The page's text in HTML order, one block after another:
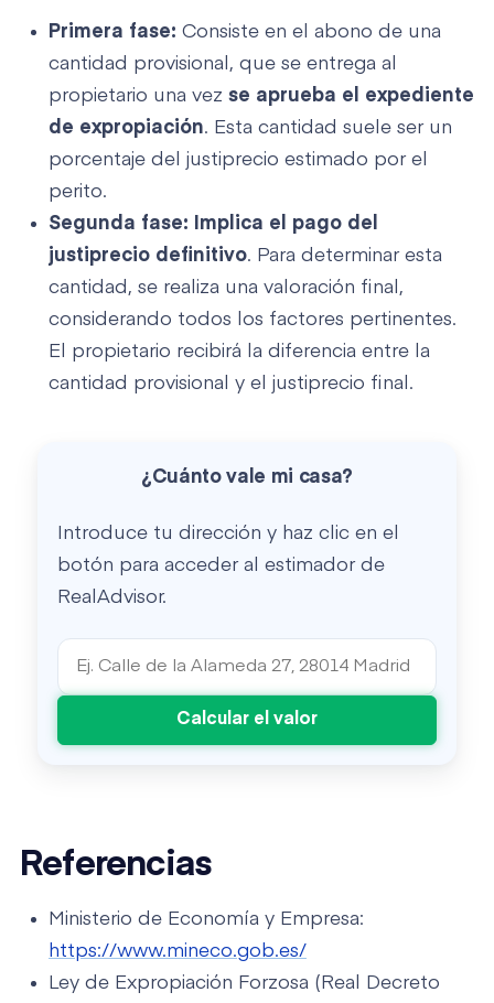
Primera fase: Consiste en el abono de una
cantidad provisional, que se entrega al
propietario una vez se aprueba el expediente
de expropiación. Esta cantidad suele ser un
porcentaje del justiprecio estimado por el
perito.
Segunda fase: Implica el pago del
justiprecio definitivo. Para determinar esta
cantidad, se realiza una valoración final,
considerando todos los factores pertinentes.
El propietario recibirá la diferencia entre la
cantidad provisional y el justiprecio final.
¿Cuánto vale mi casa?
Introduce tu dirección y haz clic en el
botón para acceder al estimador de
RealAdvisor.
Calcular el valor
Referencias
Ministerio de Economía y Empresa:
https://www.mineco.gob.es/
Ley de Expropiación Forzosa (Real Decreto